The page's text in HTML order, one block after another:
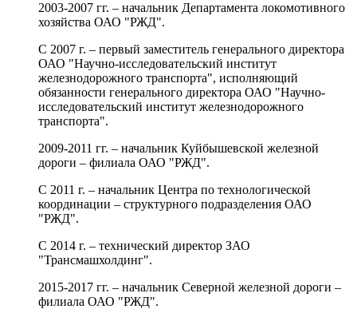
2003-2007 гг. – начальник Департамента локомотивного
хозяйства ОАО "РЖД".
C 2007 г. – первый заместитель генерального директора
ОАО "Научно-исследовательский институт
железнодорожного транспорта", исполняющий
обязанности генерального директора ОАО "Научно-
исследовательский институт железнодорожного
транспорта".
2009-2011 гг. – начальник Куйбышевской железной
дороги – филиала ОАО "РЖД".
С 2011 г. – начальник Центра по технологической
координации – структурного подразделения ОАО
"РЖД".
С 2014 г. – технический директор ЗАО
"Трансмашхолдинг".
2015-2017 гг. – начальник Северной железной дороги –
филиала ОАО "РЖД".